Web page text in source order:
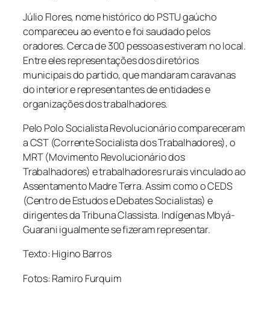
Júlio Flores, nome histórico do PSTU gaúcho
compareceu ao evento e foi saudado pelos
oradores. Cerca de 300 pessoas estiveram no local.
Entre eles representações dos diretórios
municipais do partido, que mandaram caravanas
do interior e representantes de entidades e
organizações dos trabalhadores.
Pelo Polo Socialista Revolucionário compareceram
a CST (Corrente Socialista dos Trabalhadores), o
MRT (Movimento Revolucionário dos
Trabalhadores) e trabalhadores rurais vinculado ao
Assentamento Madre Terra. Assim como o CEDS
(Centro de Estudos e Debates Socialistas) e
dirigentes da Tribuna Classista. Indígenas Mbyá-
Guarani igualmente se fizeram representar.
Texto: Higino Barros
Fotos: Ramiro Furquim